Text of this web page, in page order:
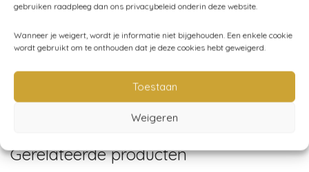
gebruiken raadpleeg dan ons privacybeleid onderin deze website.
Wanneer je weigert, wordt je informatie niet bijgehouden. Een enkele cookie
wordt gebruikt om te onthouden dat je deze cookies hebt geweigerd.
Toestaan
Weigeren
Artikelnummer:CC-1020
Categorieën:Speelgoed,Spelen,Cleverclixx,Magnetisch
Gerelateerde producten